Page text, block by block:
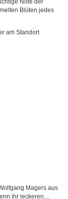
Note der
Blüten jedes
am Standort
Magers aus
ihr leckeren,...